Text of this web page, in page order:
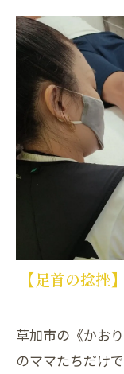
【足首の捻挫
草加市の《かお
のママたちだけ